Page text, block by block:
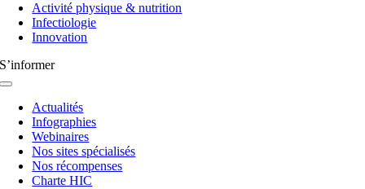
Activité physique & nutrition
Infectiologie
Innovation
S’informer
Navigation
basculeActualités
Infographies
Webinaires
Nos sites spécialisés
Nos récompenses
Charte HIC